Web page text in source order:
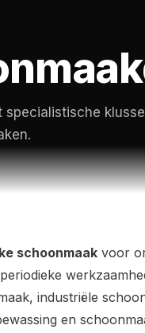
specialistische
schoonmaak voor
industriële
en